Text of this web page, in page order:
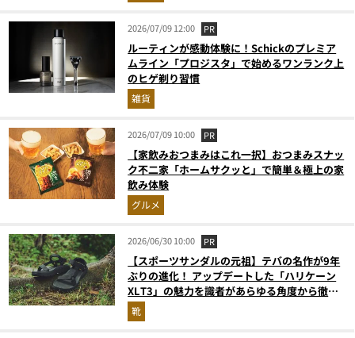
2026/07/09 12:00 PR
ルーティンが感動体験に！Schickのプレミア
ムライン「プロジスタ」で始めるワンランク上
のヒゲ剃り習慣
雑貨
2026/07/09 10:00 PR
【家飲みおつまみはこれ一択】おつまみスナッ
ク不二家「ホームサクッと」で簡単＆極上の家
飲み体験
グルメ
2026/06/30 10:00 PR
【スポーツサンダルの元祖】テバの名作が9年
ぶりの進化！ アップデートした「ハリケーン
XLT3」の魅力を識者があらゆる角度から徹底
解説！
靴